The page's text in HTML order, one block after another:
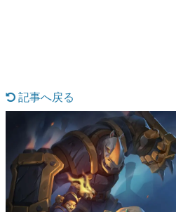
マンガ
女性向け
アプリレビュー
その他
記事へ戻る